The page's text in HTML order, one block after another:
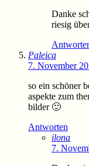
Danke
riesig
Paleica
7. November
so ein schöner
aspekte zum
bilder 🙂
Antworten
ilona
7.